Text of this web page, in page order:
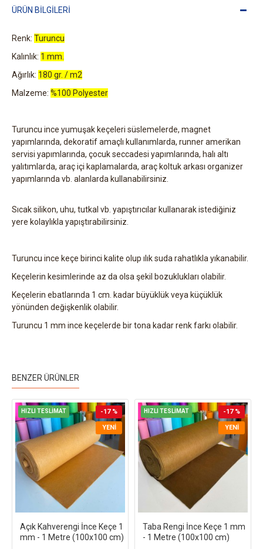
ÜRÜN BILGILERI
Renk: Turuncu
Kalınlık: 1 mm.
Ağırlık: 180 gr. / m2
Malzeme: %100 Polyester
Turuncu ince yumuşak keçeleri süslemelerde, magnet
yapımlarında, dekoratif amaçlı kullanımlarda, runner amerikan
servisi yapımlarında, çocuk seccadesi yapımlarında, halı altı
yalıtımlarda, araç içi kaplamalarda, araç koltuk arkası organizer
yapımlarında vb. alanlarda kullanabilirsiniz.
Sıcak silikon, uhu, tutkal vb. yapıştırıcılar kullanarak istediğiniz
yere kolaylıkla yapıştırabilirsiniz.
Turuncu ince keçe birinci kalite olup ılık suda rahatlıkla yıkanabilir.
Keçelerin kesimlerinde az da olsa şekil bozuklukları olabilir.
Keçelerin ebatlarında 1 cm. kadar büyüklük veya küçüklük
yönünden değişkenlik olabilir.
Turuncu 1 mm ince keçelerde bir tona kadar renk farkı olabilir.
BENZER ÜRÜNLER
HIZLI TESLİMAT
YENI
-17 %
Açık Kahverengi İnce Keçe 1
mm - 1 Metre (100x100 cm)
HIZLI TESLİMAT
YENI
-17 %
Taba Rengi İnce Keçe 1 mm
- 1 Metre (100x100 cm)